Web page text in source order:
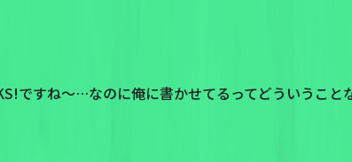
ですね〜…なのに俺に書かせてるってどういうこと